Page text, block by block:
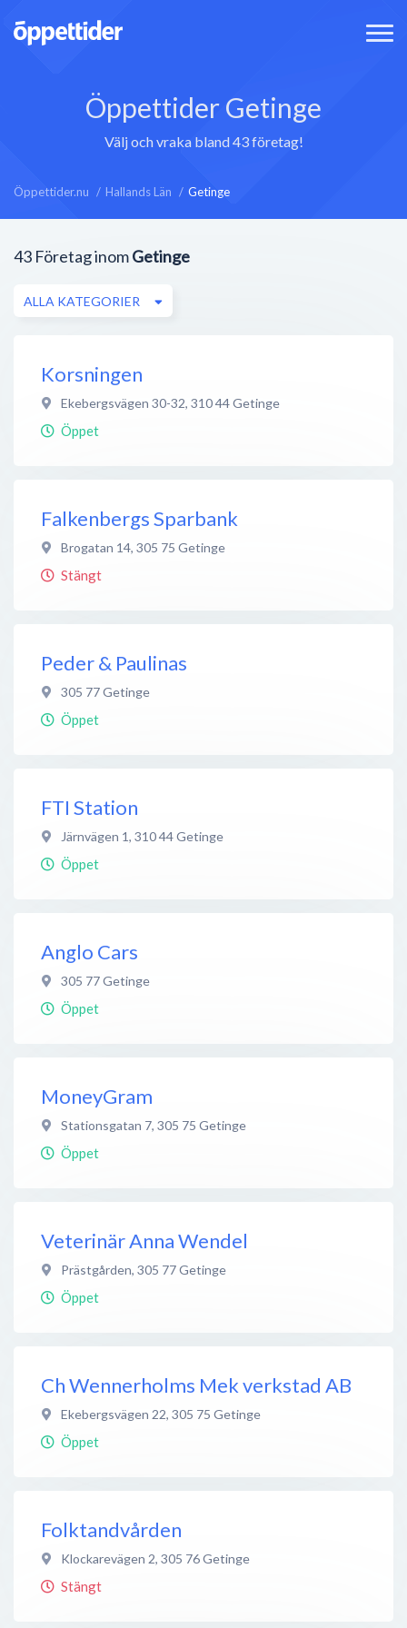
Öppettider Getinge
Välj och vraka bland 43 företag!
Öppettider.nu Hallands Län Getinge
43 Företag inomGetinge
ALLA KATEGORIER
Korsningen
Ekebergsvägen 30-32, 310 44Getinge
Öppet
Falkenbergs Sparbank
Brogatan 14, 305 75 Getinge
Stängt
Peder & Paulinas
305 77Getinge
Öppet
FTI Station
Järnvägen 1, 310 44Getinge
Öppet
Anglo Cars
305 77Getinge
Öppet
MoneyGram
Stationsgatan 7, 305 75 Getinge
Öppet
Veterinär Anna Wendel
Prästgården, 305 77Getinge
Öppet
Ch Wennerholms Mek verkstad AB
Ekebergsvägen 22, 305 75 Getinge
Öppet
Folktandvården
Klockarevägen 2, 305 76Getinge
Stängt